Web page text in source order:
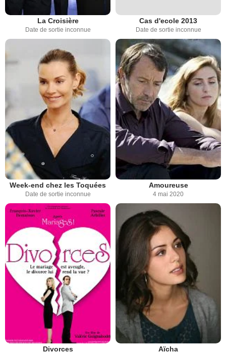
La Croisière
Date de sortie inconnue
Cas d'ecole 2013
Date de sortie inconnue
Week-end chez les Toquées
Date de sortie inconnue
Amoureuse
4 mai 2020
Divorces Aïcha